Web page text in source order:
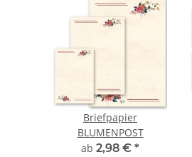
Briefpapier
BLUMENPOST
ab 2,98 € *